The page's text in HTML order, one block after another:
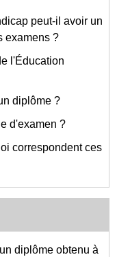
peut-il avoir un
examens ?
l'Éducation
diplôme ?
d'examen ?
correspondent ces
diplôme obtenu à